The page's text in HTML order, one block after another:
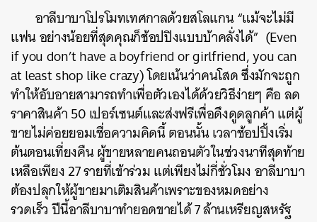
อาลีบาบาโปรโมทเทศกาลด้วยสโลแกน “แม้จะไม่มี
แฟน อย่างน้อยที่สุดคุณก็ช้อปปิงแบบบ้าคลั่งได้” (Even
if you don’t have a boyfriend or girlfriend, you can
at least shop like crazy) โดยเน้นว่าคนโสด ซึ่งมักจะถูก
ทำให้อับอายสามารถทำเพื่อตัวเองได้ด้วยวิธีง่ายๆ คือ ลด
ราคาสินค้า 50 เปอร์เซนต์และส่งฟรีเพื่อดึงดูดลูกค้า แต่ผู้
ขายไม่ค่อยยอมเชื่อความคิดนี้ ตอนนั้น เวลาช้อปปิ้งเริ่ม
ต้นตอนเที่ยงคืน ผู้ขายหลายคนถอนตัวในช่วงนาทีสุดท้าย
เหลือเพียง 27 รายที่เข้าร่วม แต่เพียงไม่กี่ชั่วโมง อาลีบาบา
ต้องปลุกให้ผู้ขายมาเติมสินค้าเพราะของหมดอย่าง
รวดเร็ว ปีนี้อาลีบาบาทำยอดขายได้ 7 ล้านเหรียญสหรัฐ